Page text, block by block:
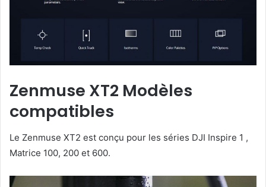
Zenmuse XT2 Modèles
compatibles
Le Zenmuse XT2 est conçu pour les séries DJI Inspire 1 ,
Matrice 100, 200 et 600.